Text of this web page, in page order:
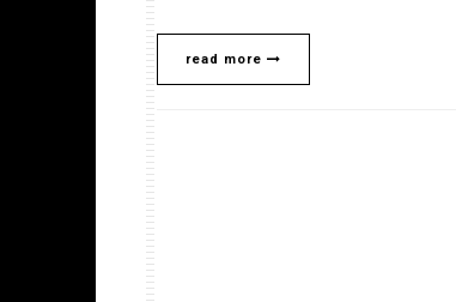
read more